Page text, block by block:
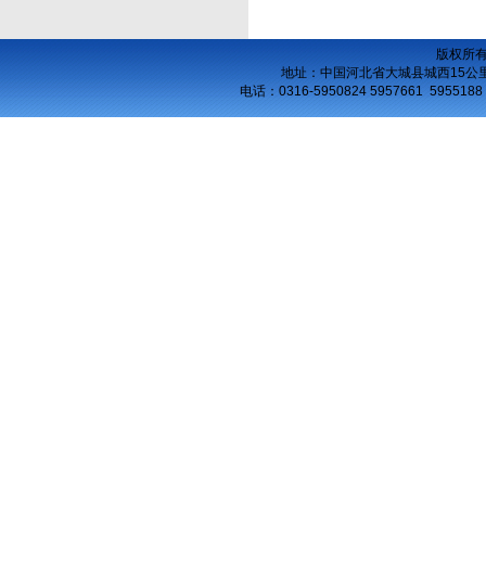
版权所
地址：中国河北省大城县城西15公
电话： 0316-5950824 5957661